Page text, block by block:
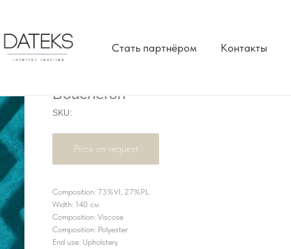
Стать партнёром Контакты
Boucheron
SKU:
Price on request
Composition: 73%VI, 27%PL
Width: 140 см
Composition: Viscose
Composition: Polyester
End use: Upholstery